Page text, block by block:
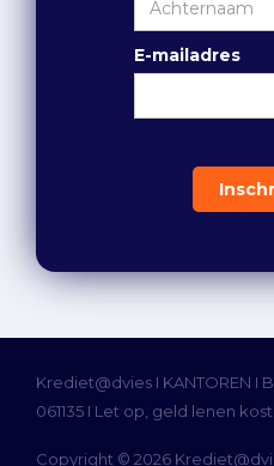
E-mailadres
Krediet@dvies I KANTOREN I
061135 I Let op, geld lenen
Copyright © 2026